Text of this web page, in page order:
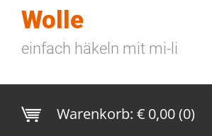
Wolle
einfach häkeln mit mi-li
Warenkorb: € 0,00 (0)